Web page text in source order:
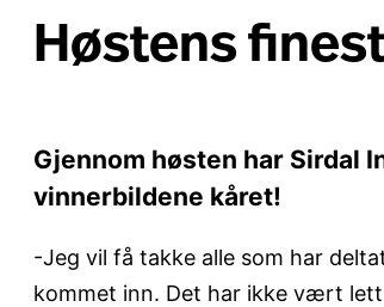
Høstens
Gjennom høsten har Sirdal
vinnerbildene kåret!
-Jeg vil få takke alle som har
kommet inn. Det har ikke vært lett